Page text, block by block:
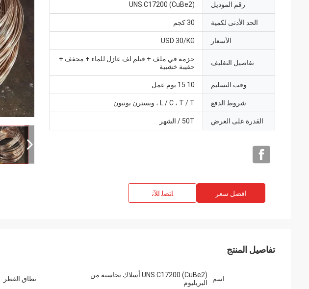
رقم الموديل UNS.C17200 (CuBe2)
الحد الأدنى لكمية 30 كجم
الأسعار USD 30/KG
تفاصيل التغليف
حزمة في ملف + فيلم لف عازل للماء + مجفف +
حقيبة خشبية
وقت التسليم 10 15 يوم عمل
شروط الدفع L / C ، T / T ، ويسترن يونيون
القدرة على العرض 50T / الشهر
افضل سعر ﺎﺘﺼﻟ ﺍﻶﻧ
تفاصيل المنتج
اسم
UNS.C17200 (CuBe2) أسلاك نحاسية من
البريليوم
نطاق القطر